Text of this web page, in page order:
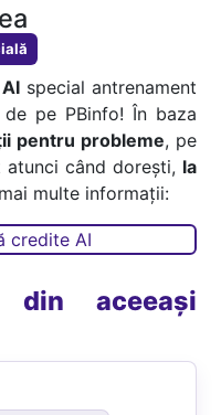
special antrenament
pe PBinfo! În baza
pentru probleme, pe
când dorești, la
multe informații:
credite AI
din aceeași